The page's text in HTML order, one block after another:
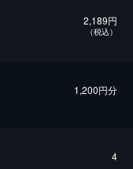
2,189円
（税込）
1,200円分
4